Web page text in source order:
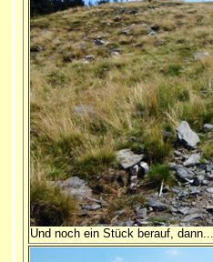
Und noch ein Stück berauf, dann...